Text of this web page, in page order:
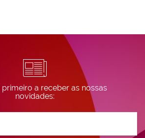
primeiro a receber as nossas
novidades: